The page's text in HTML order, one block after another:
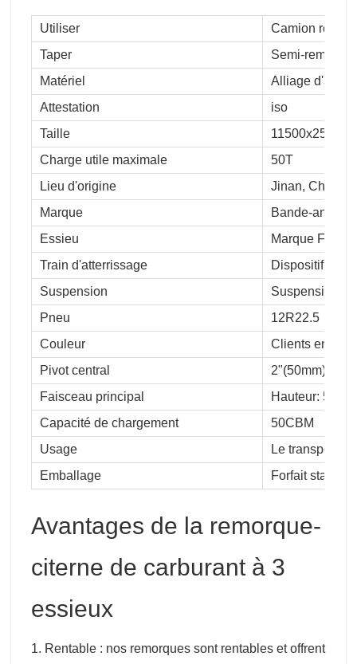
Utiliser
Camion
Taper
Semi-
Matériel
Alliage
Attestation
iso
Taille
Charge utile maximale
50T
Lieu d'origine
Jinan, Chine
Marque
Bande-
Essieu
Marque Fuwa
Train d'atterrissage
Dispositif
Suspension
Suspension
Pneu
12R22.5
Couleur
Clients en
Pivot central
2"(50mm) ou
Faisceau principal
Hauteur:
Capacité de chargement
50CBM
Usage
Le transport
Emballage
Forfait
Avantages de la remorque-
citerne de carburant à 3
essieux
1. Rentable : nos remorques sont rentables et offrent